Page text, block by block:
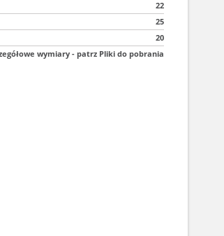
22
25
20
wymiary - patrz Pliki do pobrania